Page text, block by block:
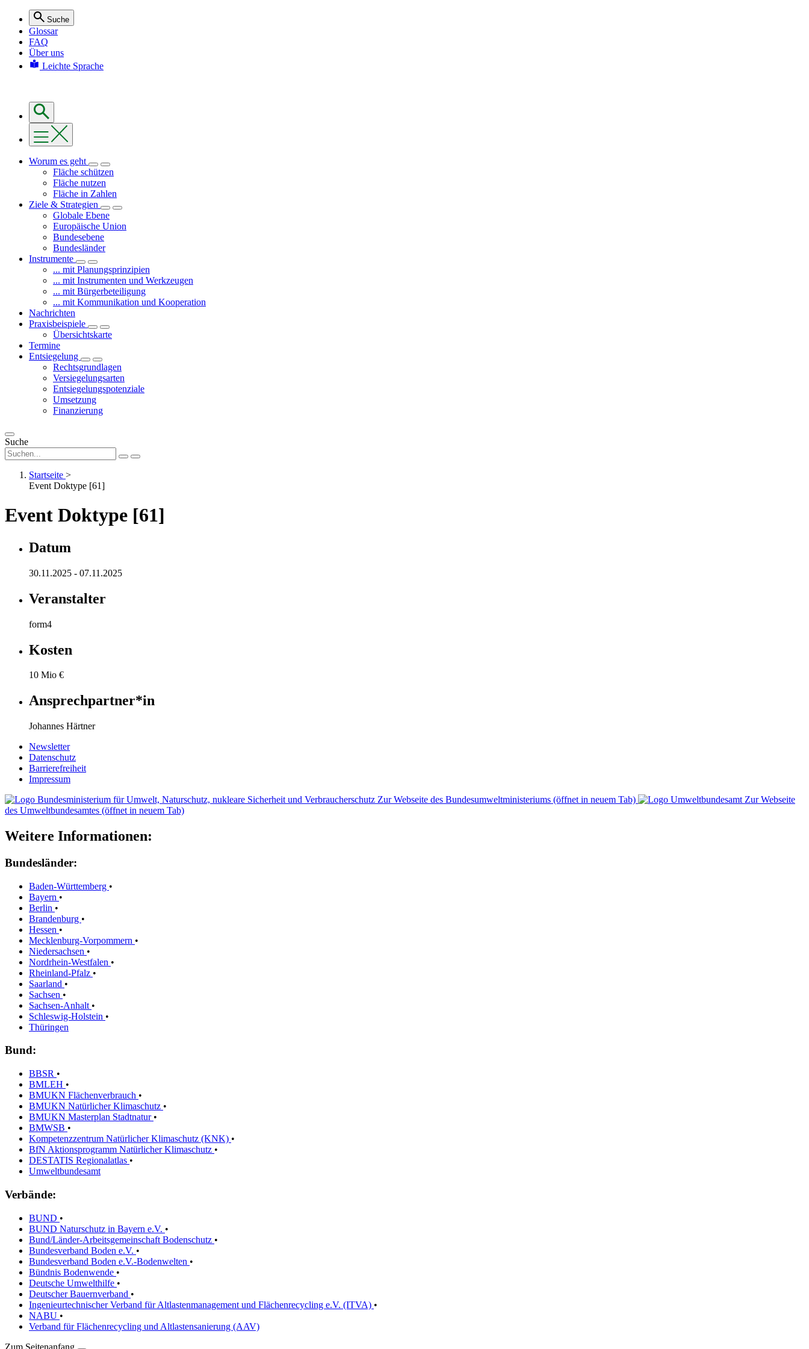
Suche
Glossar
FAQ
Über uns
Leichte Sprache
Worum es geht
Fläche schützen
Fläche nutzen
Fläche in Zahlen
Ziele & Strategien
Globale Ebene
Europäische Union
Bundesebene
Bundesländer
Instrumente
... mit Planungsprinzipien
... mit Instrumenten und Werkzeugen
... mit Bürgerbeteiligung
... mit Kommunikation und Kooperation
Nachrichten
Praxisbeispiele
Übersichtskarte
Termine
Entsiegelung
Rechtsgrundlagen
Versiegelungsarten
Entsiegelungspotenziale
Umsetzung
Finanzierung
Suche
Startseite >
Event Doktype [61]
Event Doktype [61]
Datum
30.11.2025 - 07.11.2025
Veranstalter
form4
Kosten
10 Mio €
Ansprechpartner*in
Johannes Härtner
Newsletter
Datenschutz
Barrierefreiheit
Impressum
Zur Webseite des Bundesumweltministeriums (öffnet in neuem Tab)
Zur Webseite
des Umweltbundesamtes (öffnet in neuem Tab)
Weitere Informationen:
Bundesländer:
Baden-Württemberg •
Bayern •
Berlin •
Brandenburg •
Hessen •
Mecklenburg-Vorpommern •
Niedersachsen •
Nordrhein-Westfalen •
Rheinland-Pfalz •
Saarland •
Sachsen •
Sachsen-Anhalt •
Schleswig-Holstein •
Thüringen
Bund:
BBSR •
BMLEH •
BMUKN Flächenverbrauch •
BMUKN Natürlicher Klimaschutz •
BMUKN Masterplan Stadtnatur •
BMWSB •
Kompetenzzentrum Natürlicher Klimaschutz (KNK) •
BfN Aktionsprogramm Natürlicher Klimaschutz •
DESTATIS Regionalatlas •
Umweltbundesamt
Verbände:
BUND •
BUND Naturschutz in Bayern e.V. •
Bund/Länder-Arbeitsgemeinschaft Bodenschutz •
Bundesverband Boden e.V. •
Bundesverband Boden e.V.-Bodenwelten •
Bündnis Bodenwende •
Deutsche Umwelthilfe •
Deutscher Bauernverband •
Ingenieurtechnischer Verband für Altlastenmanagement und Flächenrecycling e.V. (ITVA) •
NABU •
Verband für Flächenrecycling und Altlastensanierung (AAV)
Zum Seitenanfang